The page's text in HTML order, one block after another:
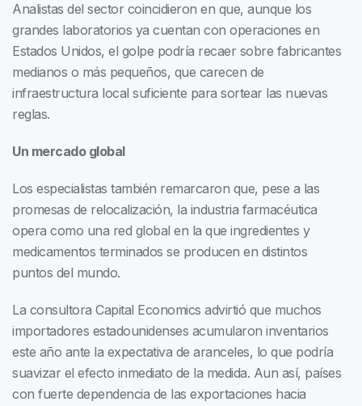
Analistas del sector coincidieron en que, aunque los
grandes laboratorios ya cuentan con operaciones en
Estados Unidos, el golpe podría recaer sobre fabricantes
medianos o más pequeños, que carecen de
infraestructura local suficiente para sortear las nuevas
reglas.
Un mercado global
Los especialistas también remarcaron que, pese a las
promesas de relocalización, la industria farmacéutica
opera como una red global en la que ingredientes y
medicamentos terminados se producen en distintos
puntos del mundo.
La consultora Capital Economics advirtió que muchos
importadores estadounidenses acumularon inventarios
este año ante la expectativa de aranceles, lo que podría
suavizar el efecto inmediato de la medida. Aun así, países
con fuerte dependencia de las exportaciones hacia